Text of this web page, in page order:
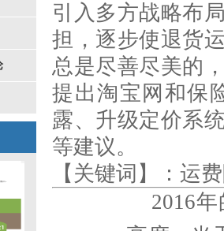
引入多方战略布
担，逐步使退货
总是尽善尽美的
提出淘宝网和保
露、升级定价系
等建议。
【关键词】：运
2016年